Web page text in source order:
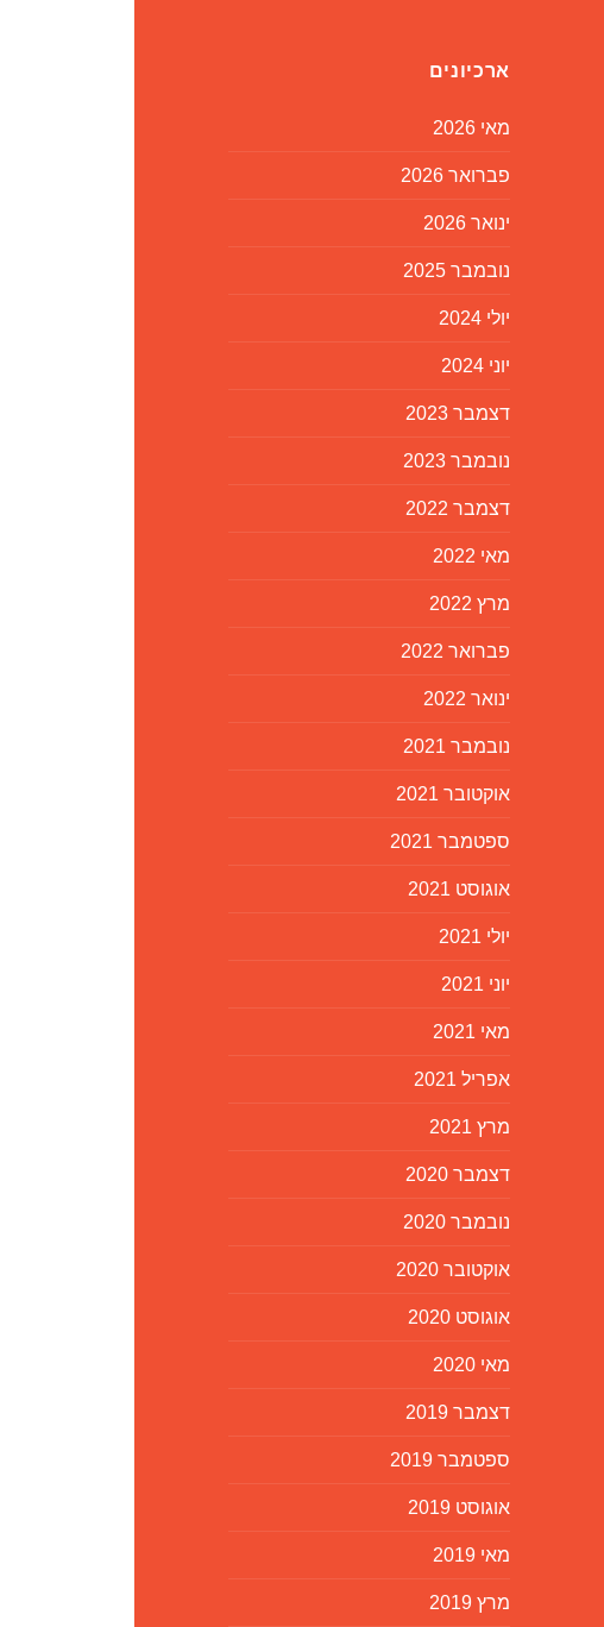
ארכיונים
מאי 2026
פברואר 2026
ינואר 2026
נובמבר 2025
יולי 2024
יוני 2024
דצמבר 2023
נובמבר 2023
דצמבר 2022
מאי 2022
מרץ 2022
פברואר 2022
ינואר 2022
נובמבר 2021
אוקטובר 2021
ספטמבר 2021
אוגוסט 2021
יולי 2021
יוני 2021
מאי 2021
אפריל 2021
מרץ 2021
דצמבר 2020
נובמבר 2020
אוקטובר 2020
אוגוסט 2020
מאי 2020
דצמבר 2019
ספטמבר 2019
אוגוסט 2019
מאי 2019
מרץ 2019